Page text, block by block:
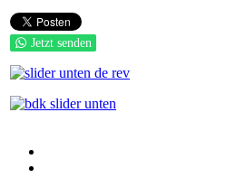
Jetzt senden